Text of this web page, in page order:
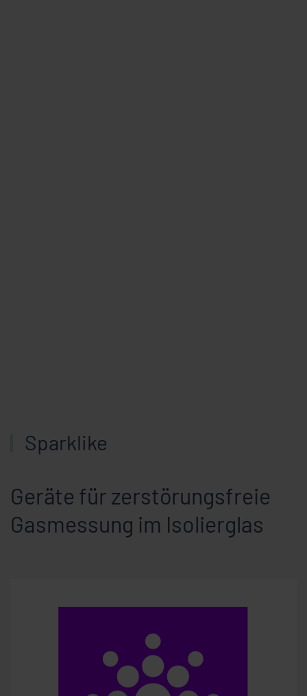
Sparklike
Geräte für zerstörungsfreie
Gasmessung im Isolierglas